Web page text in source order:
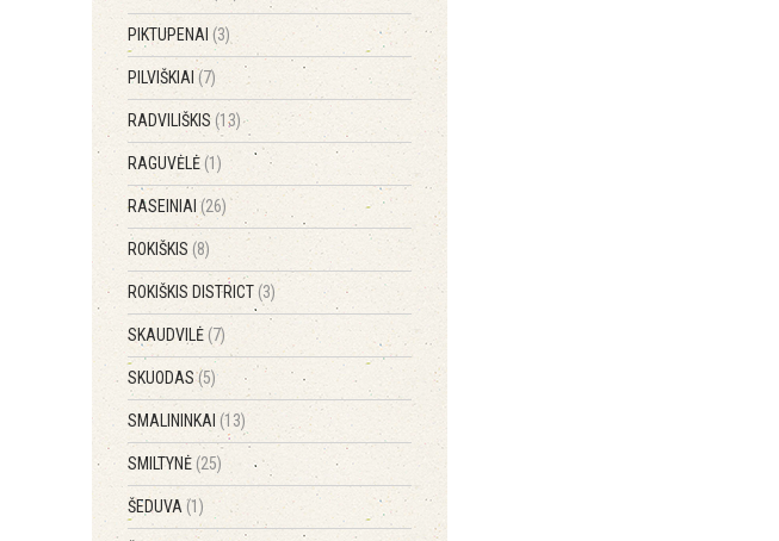
PIKTUPENAI (3)
PILVIŠKIAI (7)
RADVILIŠKIS (13)
RAGUVĖLĖ (1)
RASEINIAI(26)
ROKIŠKIS (8)
ROKIŠKIS DISTRICT (3)
SKAUDVILĖ(7)
SKUODAS(5)
SMALININKAI (13)
SMILTYNĖ (25)
ŠEDUVA (1)